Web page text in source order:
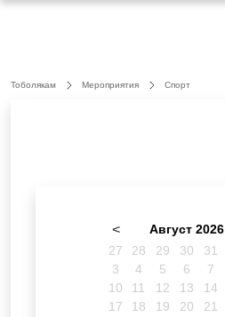
Тоболякам Мероприятия Спорт
< Август 2026
27 28 29 30 31
3
4 5 6 7
10
11 12 13 14
17
18 19 20 21